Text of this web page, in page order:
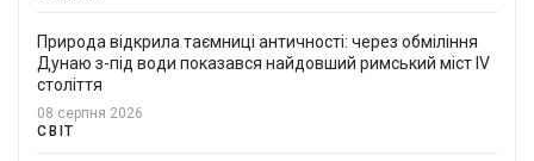
Природа відкрила таємниці античності: через обміління
Дунаю з-під води показався найдовший римський міст IV
століття
08 серпня 2026
СВІТ